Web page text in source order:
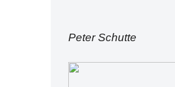
Peter Schutte